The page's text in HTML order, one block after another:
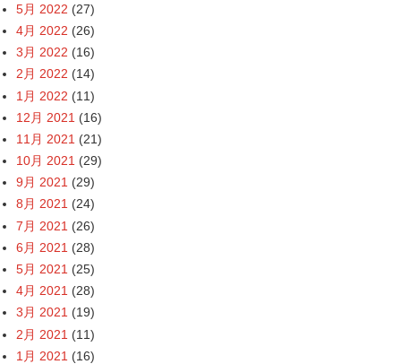
5月 2022 (27)
4月 2022 (26)
3月 2022 (16)
2月 2022 (14)
1月 2022 (11)
12月 2021 (16)
11月 2021 (21)
10月 2021 (29)
9月 2021 (29)
8月 2021 (24)
7月 2021 (26)
6月 2021 (28)
5月 2021 (25)
4月 2021 (28)
3月 2021 (19)
2月 2021 (11)
1月 2021 (16)